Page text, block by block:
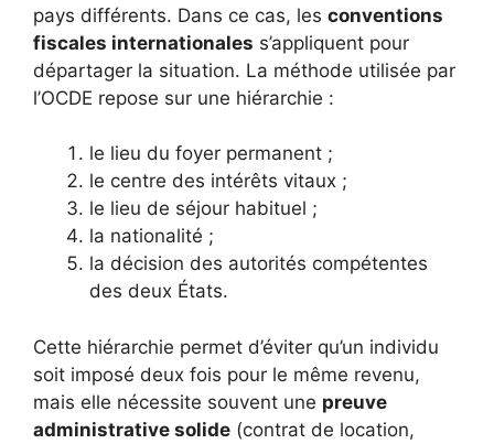
pays différents. Dans ce cas, les conventions
fiscales internationales s’appliquent pour
départager la situation. La méthode utilisée par
l’OCDE repose sur une hiérarchie :
le lieu du foyer permanent ;
le centre des intérêts vitaux ;
le lieu de séjour habituel ;
la nationalité ;
la décision des autorités compétentes
des deux États.
Cette hiérarchie permet d’éviter qu’un individu
soit imposé deux fois pour le même revenu,
mais elle nécessite souvent une preuve
administrative solide (contrat de location,